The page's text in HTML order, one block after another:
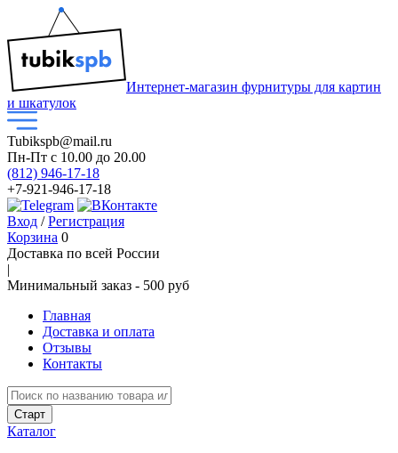
Интернет-магазин фурнитуры для картин
и шкатулок
Tubikspb@mail.ru
Пн-Пт с 10.00 до 20.00
(812) 946-17-18
+7-921-946-17-18
Вход /Регистрация
Корзина 0
Доставка по всей России
|
Минимальный закaз - 500 руб
Главная
Доставка и оплата
Отзывы
Контакты
Каталог